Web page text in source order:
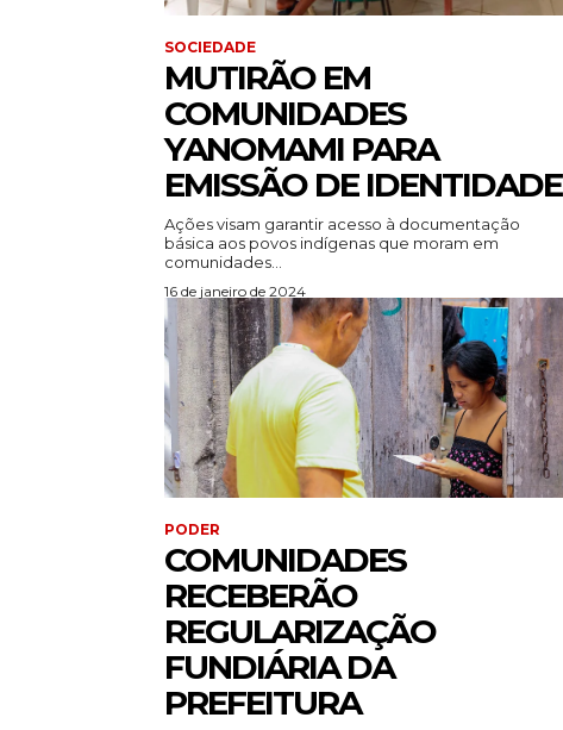
SOCIEDADE
MUTIRÃO EM
COMUNIDADES
YANOMAMI PARA
EMISSÃO DE IDENTIDADE
Ações visam garantir acesso à documentação
básica aos povos indígenas que moram em
comunidades...
16 de janeiro de 2024
PODER
COMUNIDADES
RECEBERÃO
REGULARIZAÇÃO
FUNDIÁRIA DA
PREFEITURA